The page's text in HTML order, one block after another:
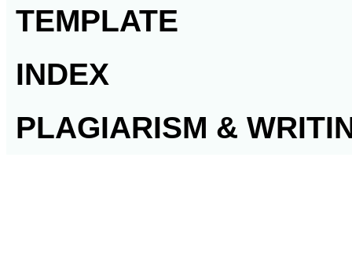
TEMPLATE
INDEX
PLAGIARISM &